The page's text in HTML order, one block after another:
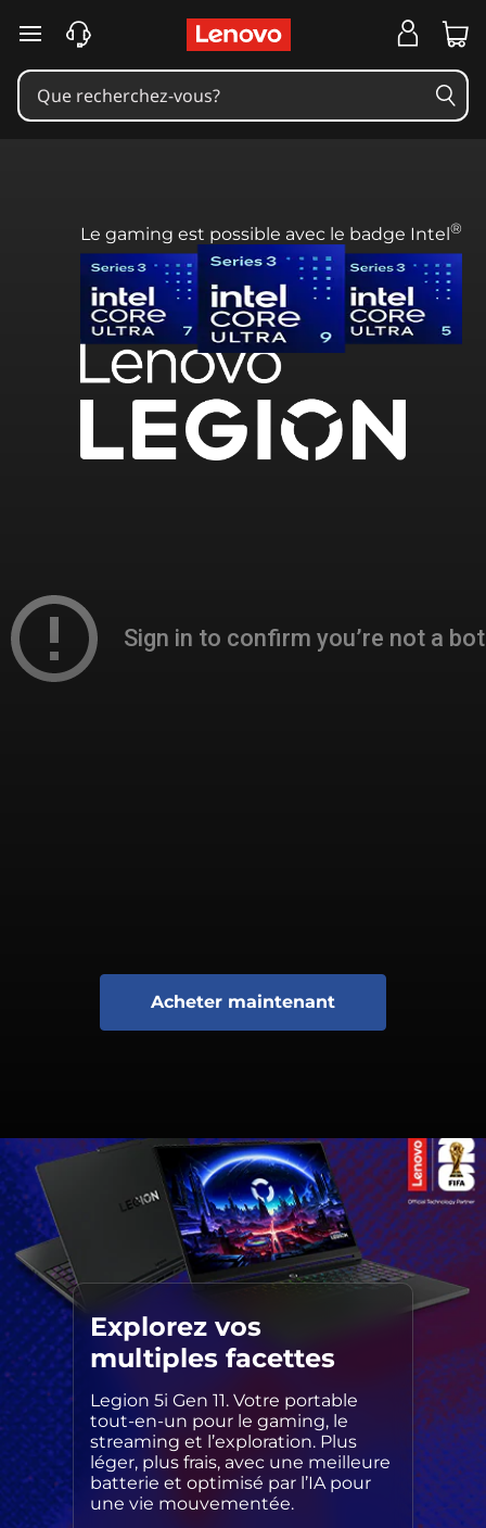
passer au contenu principal
Acheter maintenant
Le gaming est possible avec le badge Intel®
Explorez vos
multiples facettes
Legion 5i Gen 11. Votre portable
tout-en-un pour le gaming, le
streaming et l’exploration. Plus
léger, plus frais, avec une meilleure
batterie et optimisé par l’IA pour
une vie mouvementée.